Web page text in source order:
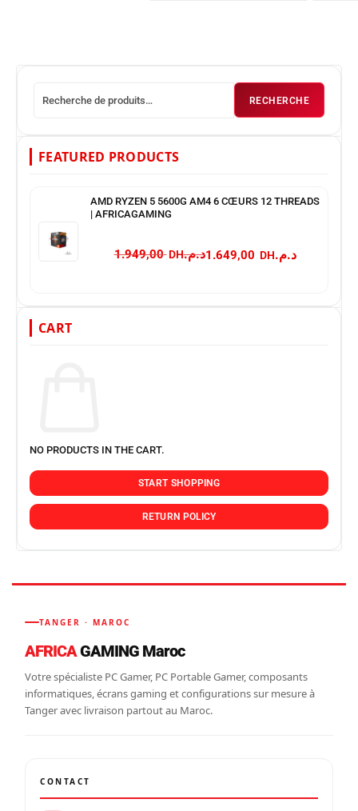
RECHERCHE
FEATURED PRODUCTS
AMD RYZEN 5 5600G AM4 6 CŒURS 12 THREADS
| AFRICAGAMING
د.م. 1.949,00 د.م.
CART
NO PRODUCTS IN THE CART.
START SHOPPING
RETURN POLICY
TANGER · MAROC
AFRICAGAMING Maroc
Votre spécialiste PC Gamer, PC Portable Gamer, composants
informatiques, écrans gaming et configurations sur mesure à
Tanger avec livraison partout au Maroc.
CONTACT